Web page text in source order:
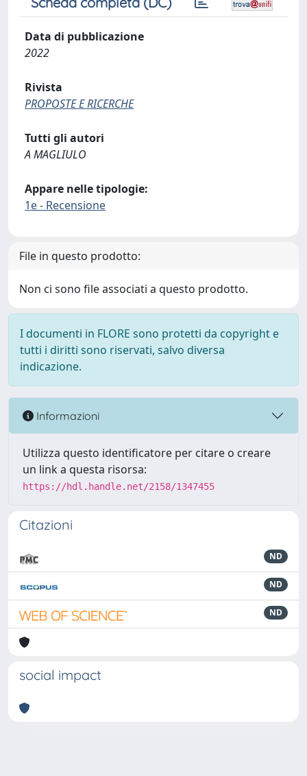
Data di pubblicazione
2022
Rivista
PROPOSTE E RICERCHE
Tutti gli autori
A MAGLIULO
Appare nelle tipologie:
1e - Recensione
File in questo prodotto:
Non ci sono file associati a questo prodotto.
I documenti in FLORE sono protetti da copyright e
tutti i diritti sono riservati, salvo diversa
indicazione.
Informazioni
Utilizza questo identificatore per citare o creare
un link a questa risorsa:
https://hdl.handle.net/2158/1347455
Citazioni
ND
ND
ND
social impact